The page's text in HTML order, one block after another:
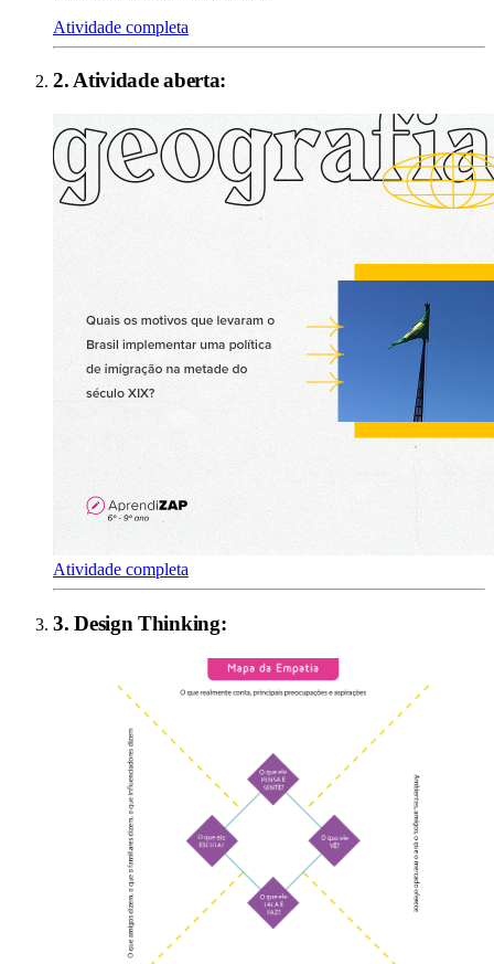
Atividade completa
2. Atividade aberta:
Atividade completa
3.Design Thinking: